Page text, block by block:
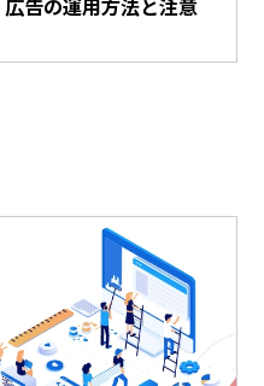
告の運用方法と注意